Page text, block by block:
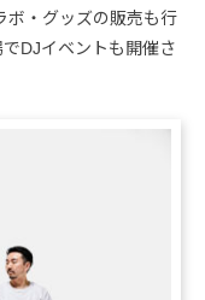
ボ・グッズの販売も行
DJイベントも開催さ